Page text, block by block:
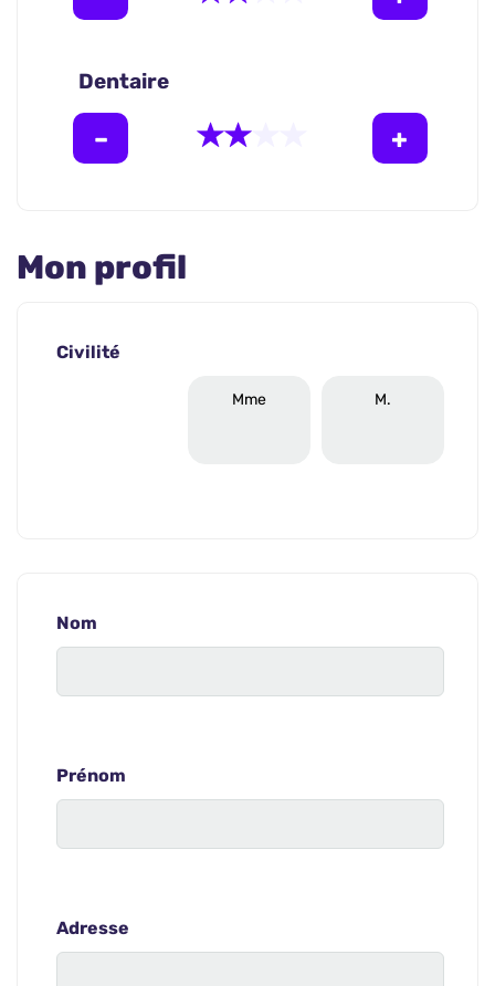
Dentaire
Mon profil
Civilité
M.
Mme
Nom
Prénom
Adresse